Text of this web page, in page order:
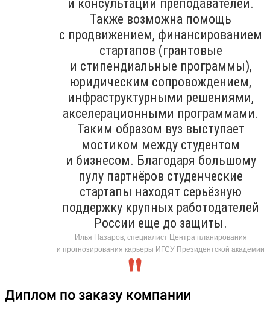
и консультации преподавателей.
Также возможна помощь
с продвижением, финансированием
стартапов (грантовые
и стипендиальные программы),
юридическим сопровождением,
инфраструктурными решениями,
акселерационными программами.
Таким образом вуз выступает
мостиком между студентом
и бизнесом. Благодаря большому
пулу партнёров студенческие
стартапы находят серьёзную
поддержку крупных работодателей
России еще до защиты.
Илья Назаров, специалист Центра планирования
и прогнозирования карьеры ИГСУ Президентской академии
Диплом по заказу компании